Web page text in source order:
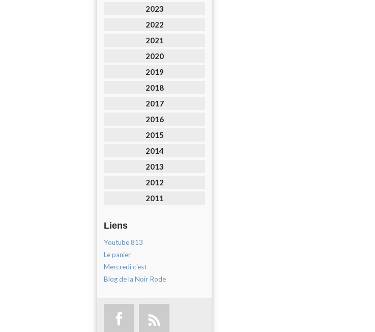
2023
2022
2021
2020
2019
2018
2017
2016
2015
2014
2013
2012
2011
Liens
Youtube 813
Le panier
Mercredi c'est
Blog de la Noir Rode